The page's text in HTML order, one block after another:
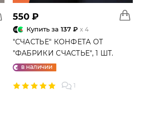
550 ₽
Купить за 137 ₽ x 4
"СЧАСТЬЕ" КОНФЕТА ОТ
"ФАБРИКИ СЧАСТЬЕ", 1 ШТ.
в наличии
1